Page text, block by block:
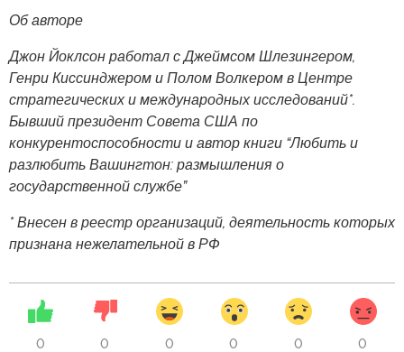
Об авторе
Джон Йоклсон работал с Джеймсом Шлезингером,
Генри Киссинджером и Полом Волкером в Центре
стратегических и международных исследований*.
Бывший президент Совета США по
конкурентоспособности и автор книги “Любить и
разлюбить Вашингтон: размышления о
государственной службе”
* Внесен в реестр организаций, деятельность которых
признана нежелательной в РФ
0 0 0 0 0 0